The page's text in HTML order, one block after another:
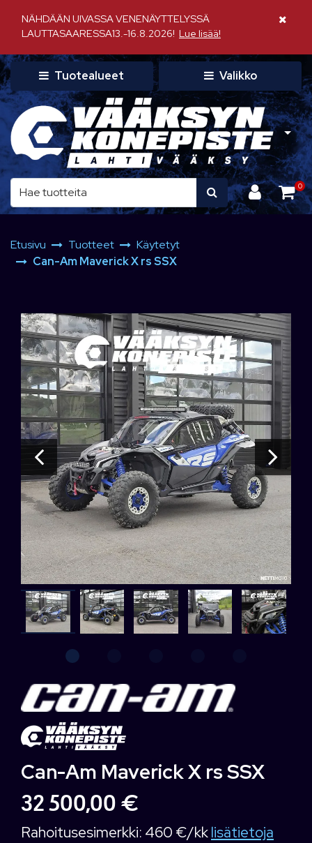
NÄHDÄÄN UIVASSA VENENÄYTTELYSSÄ
LAUTTASAARESSA13.-16.8.2026! Lue lisää!
Sulje
Tuotealueet Valikko
0
Etusivu Tuotteet
Käytetyt
Can-Am Maverick X rs SSX
Can-Am Maverick X rs SSX
32 500,00 €
Rahoitusesimerkki: 460 €/kklisätietoja